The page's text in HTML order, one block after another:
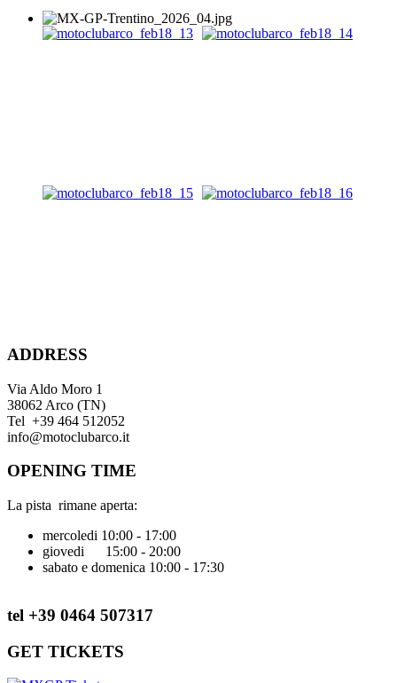
ADDRESS
Via Aldo Moro 1
38062 Arco (TN)
Tel +39 464 512052
info@motoclubarco.it
OPENING TIME
La pista rimane aperta:
mercoledi 10:00 - 17:00
giovedi 15:00 - 20:00
sabato e domenica 10:00 - 17:30
tel +39 0464 507317
GET TICKETS